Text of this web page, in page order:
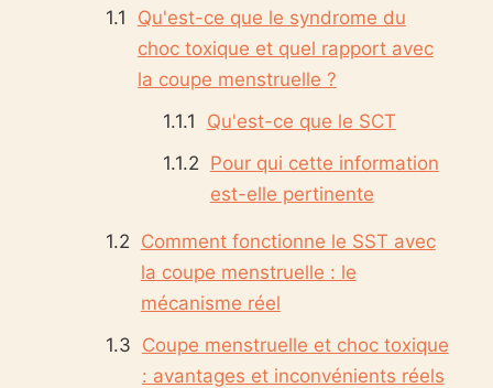
Qu'est-ce que le syndrome du
choc toxique et quel rapport avec
la coupe menstruelle ?
Qu'est-ce que le SCT
Pour qui cette information
est-elle pertinente
Comment fonctionne le SST avec
la coupe menstruelle : le
mécanisme réel
Coupe menstruelle et choc toxique
: avantages et inconvénients réels